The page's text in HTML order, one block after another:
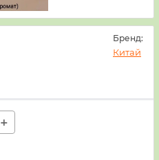
Бренд:
Китай
+